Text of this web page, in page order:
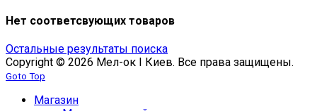
Нет соответсвующих товаров
Остальные результаты поиска
Copyright © 2026 Мел-ок I Киев. Все права защищены.
Goto Top
Магазин